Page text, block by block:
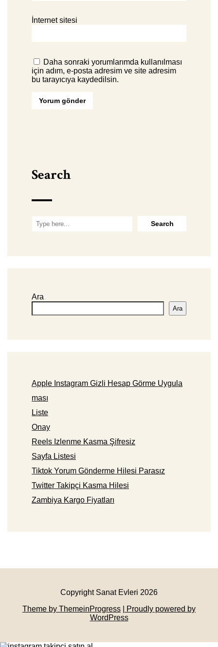
İnternet sitesi
Daha sonraki yorumlarımda kullanılması
için adım, e-posta adresim ve site adresim
bu tarayıcıya kaydedilsin.
Search
Ara
Ara
Apple Instagram Gizli Hesap Görme Uygula
ması
Liste
Onay
Reels Izlenme Kasma Şifresiz
Sayfa Listesi
Tiktok Yorum Gönderme Hilesi Parasız
Twitter Takipçi Kasma Hilesi
Zambiya Kargo Fiyatları
Copyright Sanat Evleri 2026
Theme by ThemeinProgress
| Proudly powered by
WordPress